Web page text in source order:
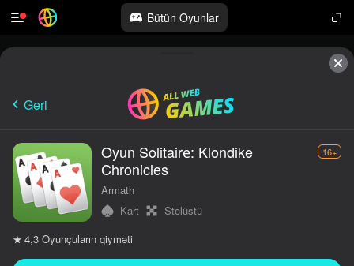
Bütün Oyunlar
Geri
Oyun Solitairе: Klondike
Chronicles
16+
Armath
Kart
Stolüstü
4,3 Oyunçuların qiyməti